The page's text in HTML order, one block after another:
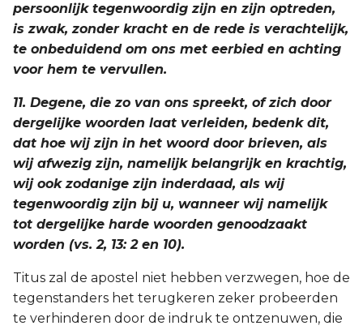
persoonlijk tegenwoordig zijn en zijn optreden,
is zwak, zonder kracht en de rede is verachtelijk,
te onbeduidend om ons met eerbied en achting
voor hem te vervullen.
11. Degene, die zo van ons spreekt, of zich door
dergelijke woorden laat verleiden, bedenk dit,
dat hoe wij zijn in het woord door brieven, als
wij afwezig zijn, namelijk belangrijk en krachtig,
wij ook zodanige zijn inderdaad, als wij
tegenwoordig zijn bij u, wanneer wij namelijk
tot dergelijke harde woorden genoodzaakt
worden (vs. 2, 13: 2 en 10).
Titus zal de apostel niet hebben verzwegen, hoe de
tegenstanders het terugkeren zeker probeerden
te verhinderen door de indruk te ontzenuwen, die